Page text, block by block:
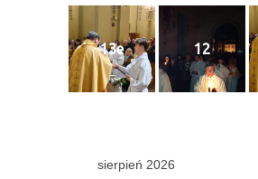
Pracownicy
e-Katolik
Nabożeństwa
Pogrzeb katolicki
13e 12
sierpień 2026